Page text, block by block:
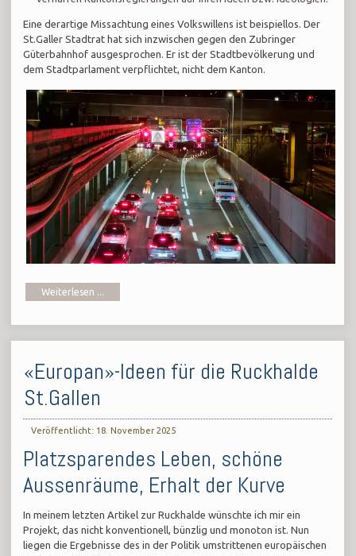
Eine derartige Missachtung eines Volkswillens ist beispiellos. Der
St.Galler Stadtrat hat sich inzwischen gegen den Zubringer
Güterbahnhof ausgesprochen. Er ist der Stadtbevölkerung und
dem Stadtparlament verpflichtet, nicht dem Kanton.
Weiterlesen ...
«Europan»-Ideen für die Ruckhalde
St.Gallen
Veröffentlicht: 18. November 2025
Platzsparendes Leben, schöne
Aussenräume, Erhalt der Kurve
In meinem letzten Artikel zur Ruckhalde wünschte ich mir ein
Projekt, das nicht konventionell, bünzlig und monoton ist. Nun
liegen die Ergebnisse des in der Politik umstrittenen europäischen